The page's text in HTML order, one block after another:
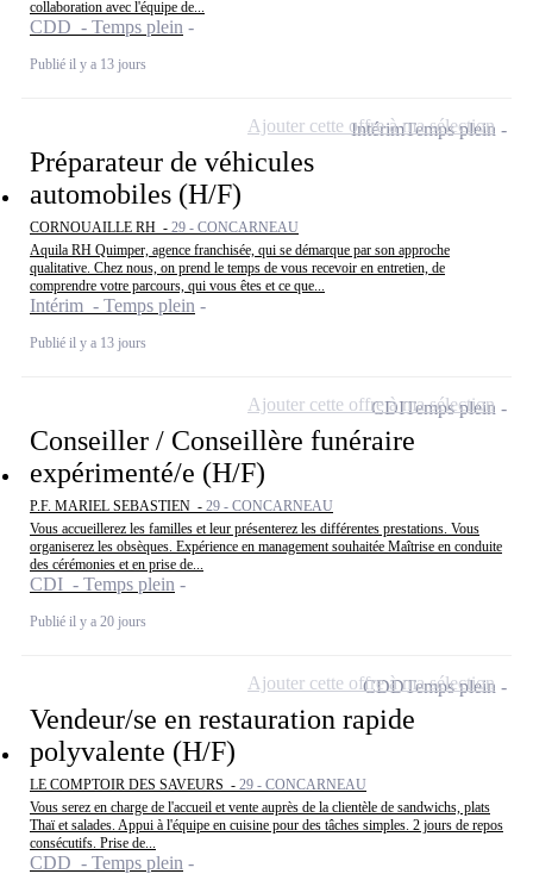
collaboration avec l'équipe de...
CDD - Temps plein
Publié il y a 13 jours
Préparateur de véhicules
automobiles (H/F)
CORNOUAILLE RH - 29 - CONCARNEAU
Aquila RH Quimper, agence franchisée, qui se démarque par son approche
qualitative. Chez nous, on prend le temps de vous recevoir en entretien, de
comprendre votre parcours, qui vous êtes et ce que...
Intérim - Temps plein
Publié il y a 13 jours
IntérimTemps plein
Ajouter cette offre à ma sélection
Conseiller / Conseillère funéraire
expérimenté/e (H/F)
P.F. MARIEL SEBASTIEN - 29 - CONCARNEAU
Vous accueillerez les familles et leur présenterez les différentes prestations. Vous
organiserez les obsèques. Expérience en management souhaitée Maîtrise en conduite
des cérémonies et en prise de...
CDI - Temps plein
Publié il y a 20 jours
CDITemps plein
Ajouter cette offre à ma sélection
Vendeur/se en restauration rapide
polyvalente (H/F)
LE COMPTOIR DES SAVEURS - 29 - CONCARNEAU
Vous serez en charge de l'accueil et vente auprès de la clientèle de sandwichs, plats
Thaï et salades. Appui à l'équipe en cuisine pour des tâches simples. 2 jours de repos
consécutifs. Prise de...
CDD - Temps plein
CDDTemps plein
Ajouter cette offre à ma sélection